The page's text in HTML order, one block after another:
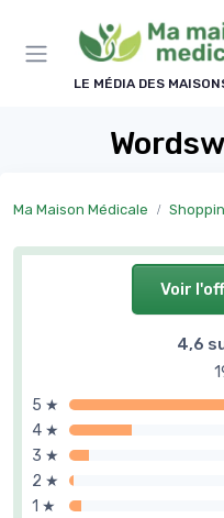
LE MÉDIA DES
Ma Maison Médicale
Voir
4,6
5 ★
4 ★
3 ★
2 ★
1 ★